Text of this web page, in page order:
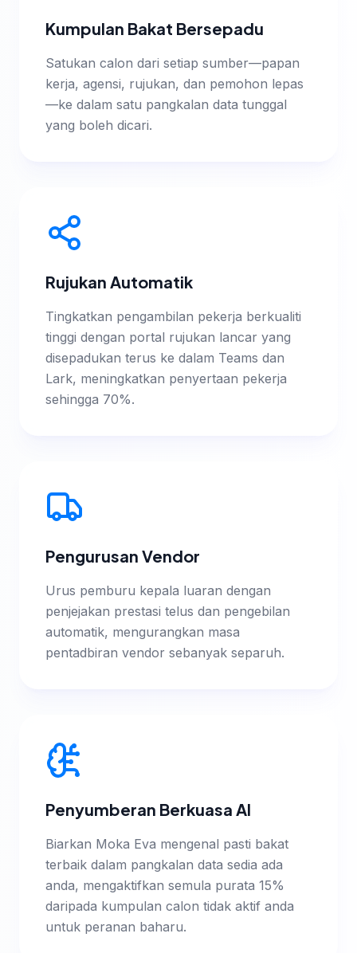
Kumpulan Bakat Bersepadu
Satukan calon dari setiap sumber—papan
kerja, agensi, rujukan, dan pemohon lepas
—ke dalam satu pangkalan data tunggal
yang boleh dicari.
Rujukan Automatik
Tingkatkan pengambilan pekerja berkualiti
tinggi dengan portal rujukan lancar yang
disepadukan terus ke dalam Teams dan
Lark, meningkatkan penyertaan pekerja
sehingga 70%.
Pengurusan Vendor
Urus pemburu kepala luaran dengan
penjejakan prestasi telus dan pengebilan
automatik, mengurangkan masa
pentadbiran vendor sebanyak separuh.
Penyumberan Berkuasa AI
Biarkan Moka Eva mengenal pasti bakat
terbaik dalam pangkalan data sedia ada
anda, mengaktifkan semula purata 15%
daripada kumpulan calon tidak aktif anda
untuk peranan baharu.